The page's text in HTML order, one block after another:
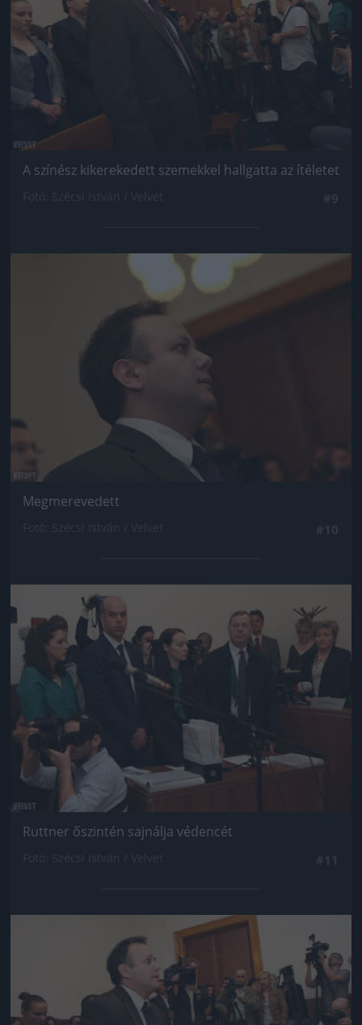
A színész kikerekedett szemekkel hallgatta az ítéletet
Jön még kép!
Megmerevedett
Jön még kép!
Ruttner őszintén sajnálja védencét
Jön még kép!